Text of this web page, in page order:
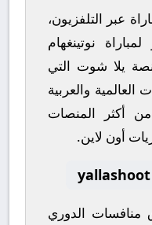
عبر التلفزيون،
لمباراة نوتينغهام
يلا شوت التي
العالمية والعربية
من أكثر المنصات
أون لاين.
منافسات الدوري